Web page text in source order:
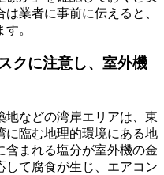
業者に事前に伝えると、
。
クに注意し、室外機
地などの湾岸エリアは、東
に臨む地理的環境にある地
含まれる塩分が室外機の金
して腐食が生じ、エアコン